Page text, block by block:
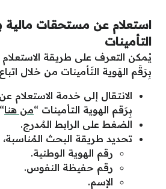
استعلام عن مستحقات مالية
التأمينات
يُمكن التعرف على طريقة
بِرَقَم الهَوية التَأمينات من خلال
الانتقال إلى خدمة الاستعلام
بِرَقم الهوية التأمينات “من هنا
الضغط على الرابط المُدرج.
تحديد طريقة البحث
رقم الهوية الوطنية.
رقم حفيظة النفوس.
الإسم.